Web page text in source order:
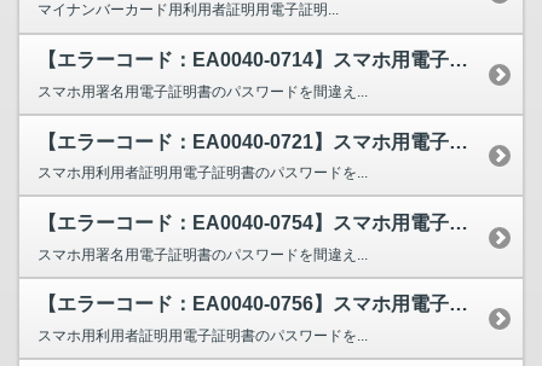
マイナンバーカード用利用者証明用電子証明...
【エラーコード：EA0040-0714】スマホ用電子証明書のパスワードを入力すると、EA004...
スマホ用署名用電子証明書のパスワードを間違え...
【エラーコード：EA0040-0721】スマホ用電子証明書のパスワードを入力すると、EA004...
スマホ用利用者証明用電子証明書のパスワードを...
【エラーコード：EA0040-0754】スマホ用電子証明書のパスワードを入力すると、EA004...
スマホ用署名用電子証明書のパスワードを間違え...
【エラーコード：EA0040-0756】スマホ用電子証明書のパスワードを入力すると、EA004...
スマホ用利用者証明用電子証明書のパスワードを...